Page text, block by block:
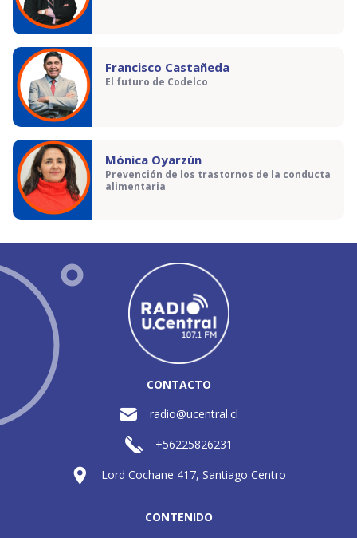
Francisco Castañeda
El futuro de Codelco
Mónica Oyarzún
Prevención de los trastornos de la conducta
alimentaria
CONTACTO
radio@ucentral.cl
+56225826231
Lord Cochane 417, Santiago Centro
CONTENIDO